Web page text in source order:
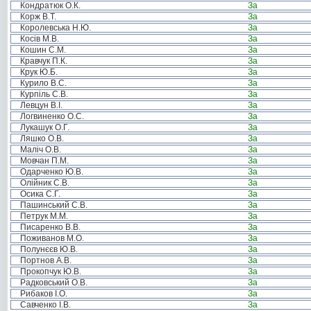
Кондратюк О.К.
За
Корж В.Т.
За
Королевська Н.Ю.
За
Косів М.В.
За
Кошин С.М.
За
Кравчук П.К.
За
Крук Ю.Б.
За
Курило В.С.
За
Курпіль С.В.
За
Левцун В.І.
За
Логвиненко О.С.
За
Лукашук О.Г.
За
Ляшко О.В.
За
Маліч О.В.
За
Мовчан П.М.
За
Одарченко Ю.В.
За
Олійник С.В.
За
Осика С.Г.
За
Пашинський С.В.
За
Петрук М.М.
За
Писаренко В.В.
За
Поживанов М.О.
За
Полунєєв Ю.В.
За
Портнов А.В.
За
Прокопчук Ю.В.
За
Радковський О.В.
За
Рибаков І.О.
За
Савченко І.В.
За